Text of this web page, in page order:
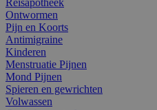
Ontwormen
Pijn en Koorts
Antimigraine
Kinderen
Menstruatie Pijnen
Mond Pijnen
Spieren en gewrichten
Volwassen